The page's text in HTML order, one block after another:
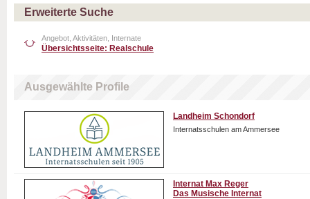
Erweiterte Suche
Angebot, Aktivitäten, Internate
Übersichtsseite: Realschule
Ausgewählte Profile
Landheim Schondorf
Internatsschulen am Ammersee
Internat Max Reger
Das Musische Internat